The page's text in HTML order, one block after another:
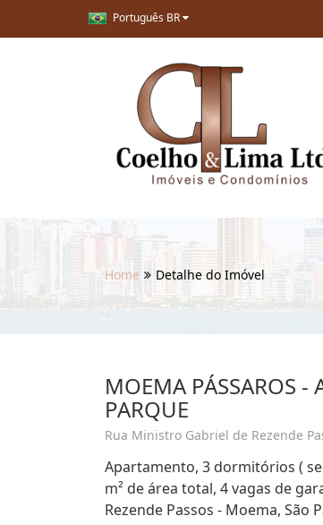
Português BR
Home Detalhe do Imóvel
MOEMA PÁSSAROS -
PARQUE
Rua Ministro Gabriel de Rezende
Apartamento, 3 dormitórios (
m² de área total, 4 vagas de
Rezende Passos - Moema, São